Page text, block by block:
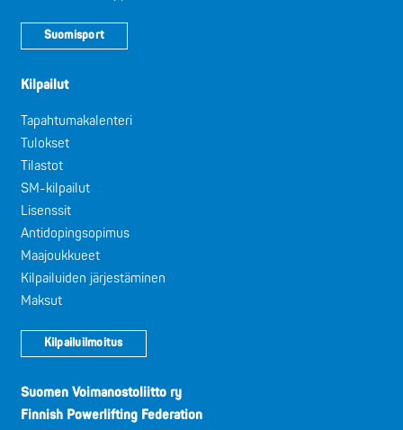
Suomisport
Kilpailut
Tapahtumakalenteri
Tulokset
Tilastot
SM-kilpailut
Lisenssit
Antidopingsopimus
Maajoukkueet
Kilpailuiden järjestäminen
Maksut
Kilpailuilmoitus
Suomen Voimanostoliitto ry
Finnish Powerlifting Federation